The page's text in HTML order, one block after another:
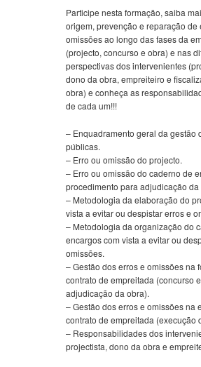
Participe nesta formação, saiba
origem, prevenção e reparação de
omissões ao longo das fases da
(projecto, concurso e obra) e nas
perspectivas dos intervenientes
dono da obra, empreiteiro e
obra) e conheça as
de cada um!!!
– Enquadramento geral da gestão
públicas.
– Erro ou omissão do projecto.
– Erro ou omissão do caderno de
procedimento para adjudicação da
– Metodologia da elaboração do
vista a evitar ou despistar erros e
– Metodologia da organização do
encargos com vista a evitar ou
omissões.
– Gestão dos erros e omissões na
contrato de empreitada (concurso e
adjudicação da obra).
– Gestão dos erros e omissões na
contrato de empreitada (execução
– Responsabilidades dos
projectista, dono da obra e